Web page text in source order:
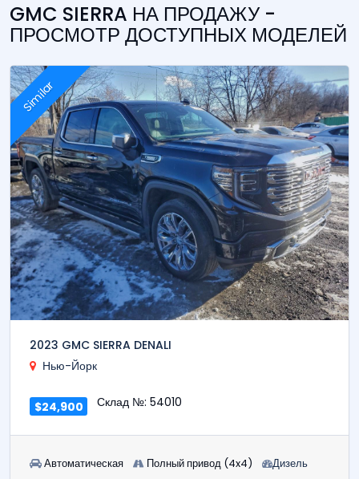
GMC SIERRA НА ПРОДАЖУ -
ПРОСМОТР ДОСТУПНЫХ МОДЕЛЕЙ
Similar
2023 GMC SIERRA DENALI
Нью-Йорк
$24,900 Склад №: 54010
Автоматическая Полный привод (4x4) Дизель